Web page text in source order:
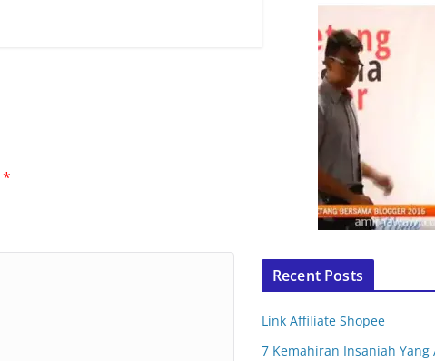
*
Recent Posts
Link Affiliate Shopee
7 Kemahiran Insaniah Yang